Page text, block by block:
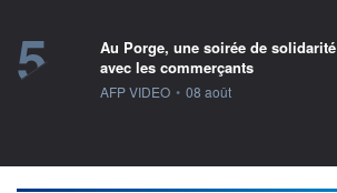
5
Au Porge, une soirée de solidarité
avec les commerçants
information fournie par
AFP VIDEO • 08 août